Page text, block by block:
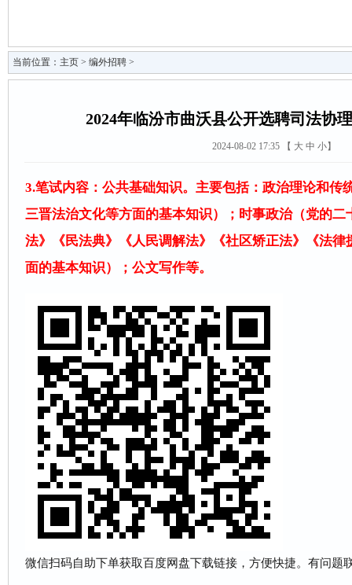
当前位置： 主页 > 编外招聘 >
2024年临汾市曲沃县公开选聘司法协
2024-08-02 17:35 【 大 中 小】
3.笔试内容：公共基础知识。主要包括：政治理论和传
三晋法治文化等方面的基本知识）；时事政治（党的二
法》《民法典》《人民调解法》《社区矫正法》《法律
面的基本知识）；公文写作等。
微信扫码自助下单获取百度网盘下载链接，方便快捷。有问题